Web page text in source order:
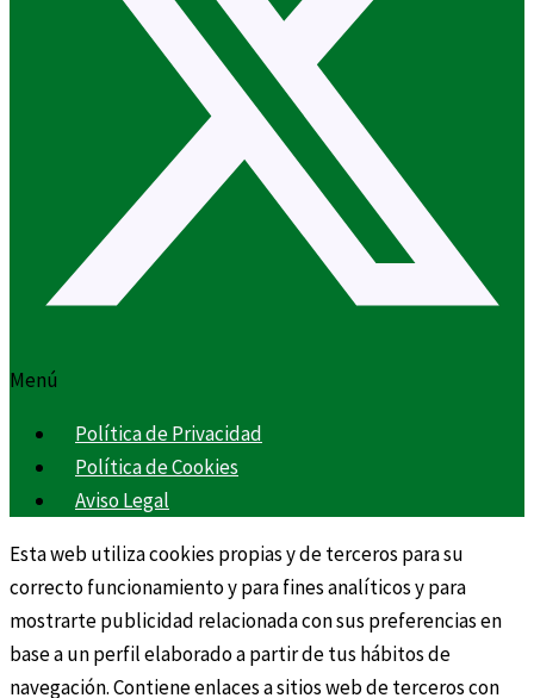
Menú
Política de Privacidad
Política de Cookies
Aviso Legal
Esta web utiliza cookies propias y de terceros para su
correcto funcionamiento y para fines analíticos y para
mostrarte publicidad relacionada con sus preferencias en
base a un perfil elaborado a partir de tus hábitos de
navegación. Contiene enlaces a sitios web de terceros con